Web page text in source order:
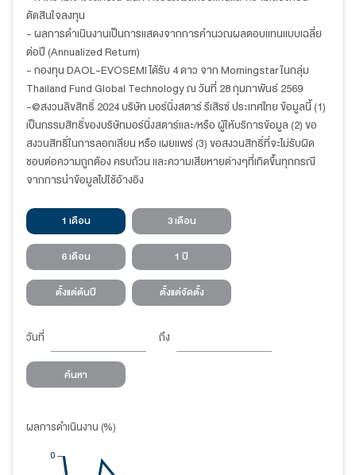
ตัดสินใจลงทุน
- ผลการดำเนินงานเป็นการแสดงจากการคำนวณผลตอบแทนแบบเฉลี่ย
ต่อปี (Annualized Return)
- กองทุน DAOL-EVOSEMI ได้รับ 4 ดาว จาก Morningstar ในกลุ่ม
Thailand Fund Global Technologyณ วันที่ 28 กุมภาพันธ์ 2569
-@สงวนลิขสิทธิ์ 2024 บริษัท มอร์นิ่งสตาร์ รีเสิรซ์ ประเทศไทย ข้อมูลนี้ (1)
เป็นกรรมสิทธิ์ของบริษัทมอร์นิ่งสตาร์และ/หรือ ผู้ให้บริการข้อมูล (2) ขอ
สงวนสิทธิ์ในการลอกเลียน หรือ เผยแพร่ (3) ขอสงวนสิทธิ์ที่จะไม่รับผิด
ชอบต่อความถูกต้อง ครบถ้วน และความเสียหายต่างๆที่เกิดขึ้นทุกกรณี
จากการนำข้อมูลไปใช้อ้างอิง
1 เดือน 3 เดือน
6 เดือน 1 ปี
ตั้งแต่ต้นปี ตั้งแต่จัดตั้ง
วันที่ ถึง
ค้นหา
ผลการดำเนินงาน (%)